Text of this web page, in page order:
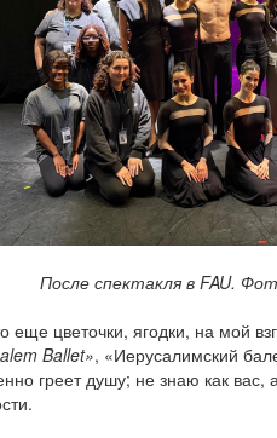
спектакля в FAU.
еще цветочки, ягодки, на мой
Ballet», «Иерусалимский
греет душу; не знаю как вас,